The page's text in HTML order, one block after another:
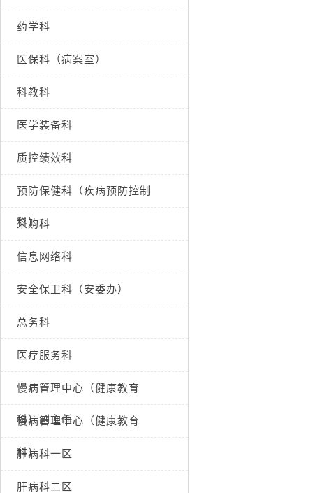
药学科
医保科（病案室）
科教科
医学装备科
质控绩效科
预防保健科（疾病预防控制
科）
采购科
信息网络科
安全保卫科（安委办）
总务科
医疗服务科
慢病管理中心（健康教育
科）副主任
慢病管理中心（健康教育
科）
肝病科一区
肝病科二区